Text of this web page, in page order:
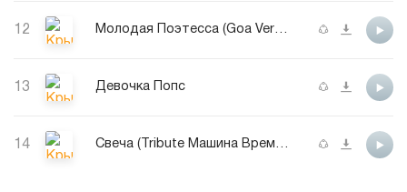
12 Молодая Поэтесса (Goa Version)
13 Девочка Попс
14 Свеча (Tribute Машина Времени)